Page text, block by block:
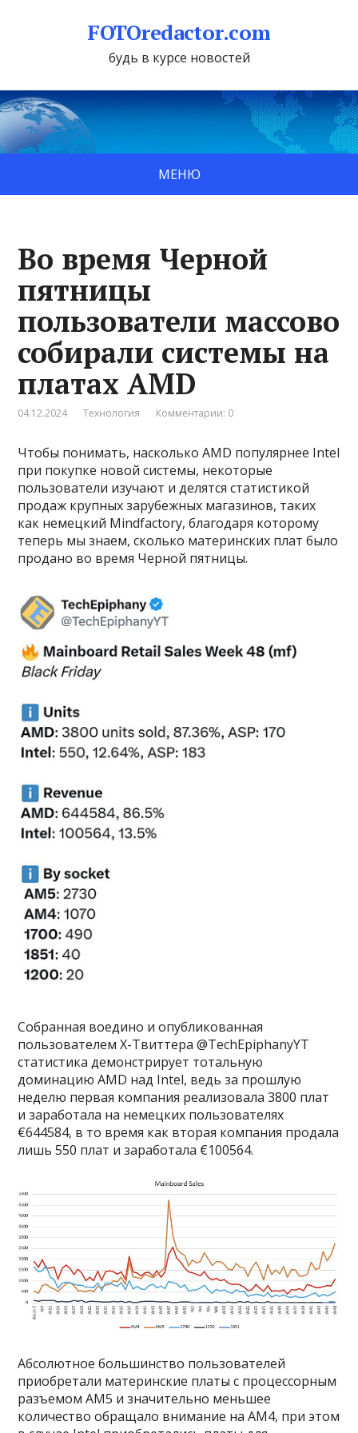
FOTOredactor.com
будь в курсе новостей
МЕНЮ
Во время Черной
пятницы
пользователи массово
собирали системы на
платах AMD
04.12.2024 Технология Комментарии: 0
Чтобы понимать, насколько AMD популярнее Intel
при покупке новой системы, некоторые
пользователи изучают и делятся статистикой
продаж крупных зарубежных магазинов, таких
как немецкий Mindfactory, благодаря которому
теперь мы знаем, сколько материнских плат было
продано во время Черной пятницы.
Собранная воедино и опубликованная
пользователем Х-Твиттера @TechEpiphanyYT
статистика демонстрирует тотальную
доминацию AMD над Intel, ведь за прошлую
неделю первая компания реализовала 3800 плат
и заработала на немецких пользователях
€644584, в то время как вторая компания продала
лишь 550 плат и заработала €100564.
Абсолютное большинство пользователей
приобретали материнские платы с процессорным
разъемом AM5 и значительно меньшее
количество обращало внимание на AM4, при этом